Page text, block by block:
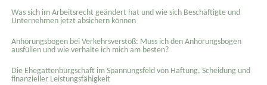
Was sich im Arbeitsrecht geändert hat und wie sich Beschäftigte und
Unternehmen jetzt absichern können
Anhörungsbogen bei Verkehrsverstoß: Muss ich den Anhörungsbogen
ausfüllen und wie verhalte ich mich am besten?
Die Ehegattenbürgschaft im Spannungsfeld von Haftung, Scheidung und
finanzieller Leistungsfähigkeit